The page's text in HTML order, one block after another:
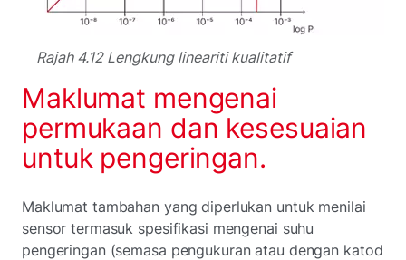
Rajah 4.12 Lengkung lineariti kualitatif
Maklumat mengenai
permukaan dan kesesuaian
untuk pengeringan.
Maklumat tambahan yang diperlukan untuk menilai
sensor termasuk spesifikasi mengenai suhu
pengeringan (semasa pengukuran atau dengan katod